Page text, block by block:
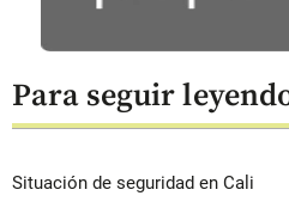
Para seguir
Situación de seguridad en Cali